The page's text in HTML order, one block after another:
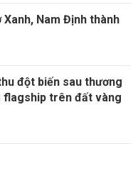
Nam Định thành
đột biến sau thương
flagship trên đất vàng